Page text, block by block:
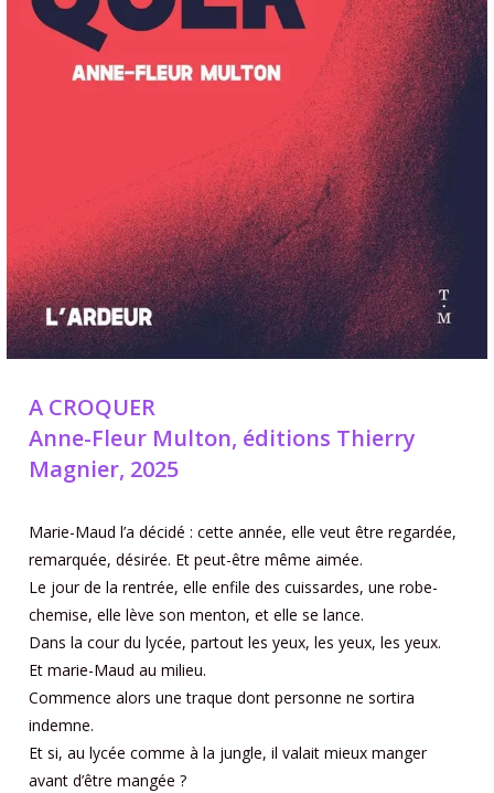
A CROQUER
Anne-Fleur Multon, éditions Thierry
Magnier, 2025
Marie-Maud l’a décidé : cette année, elle veut être regardée,
remarquée, désirée. Et peut-être même aimée.
Le jour de la rentrée, elle enfile des cuissardes, une robe-
chemise, elle lève son menton, et elle se lance.
Dans la cour du lycée, partout les yeux, les yeux, les yeux.
Et marie-Maud au milieu.
Commence alors une traque dont personne ne sortira
indemne.
Et si, au lycée comme à la jungle, il valait mieux manger
avant d’être mangée ?